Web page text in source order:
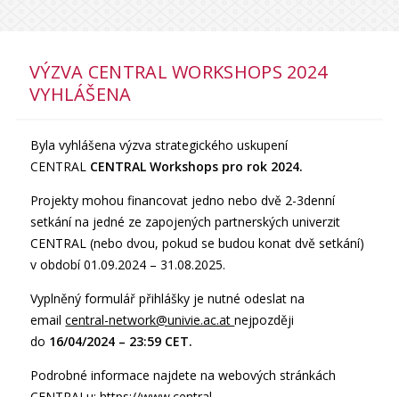
VÝZVA CENTRAL WORKSHOPS 2024
VYHLÁŠENA
Byla vyhlášena výzva strategického uskupení
CENTRAL CENTRAL Workshops pro rok 2024.
Projekty mohou financovat jedno nebo dvě 2-3denní
setkání na jedné ze zapojených partnerských univerzit
CENTRAL (nebo dvou, pokud se budou konat dvě setkání)
v období 01.09.2024 – 31.08.2025.
Vyplněný formulář přihlášky je nutné odeslat na
emailcentral-network@univie.ac.atnejpozději
do 16/04/2024 – 23:59 CET.
Podrobné informace najdete na webových stránkách